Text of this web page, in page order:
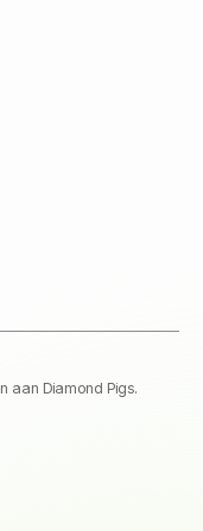
aan Diamond Pigs.